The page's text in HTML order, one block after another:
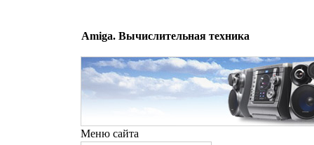
Amiga. Вычислительная техника
Меню сайта